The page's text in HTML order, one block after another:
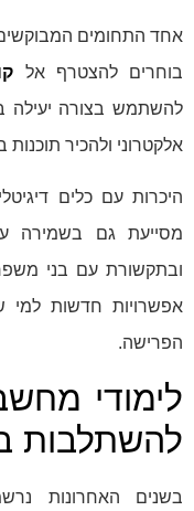
אחד התחומים
בוחרים להצטרף אל
להשתמש בצורה יעילה
אלקטרוני ולהכיר תוכנות
היכרות עם כלים
מסייעת גם בשמירה
ובתקשורת עם בני
אפשרויות חדשות למי
הפרישה.
לימודי
להשתלבות
בשנים האחרונות